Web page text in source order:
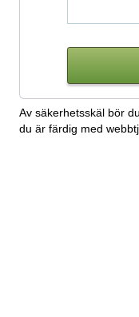
Av säkerhetsskäl bör
du är färdig med